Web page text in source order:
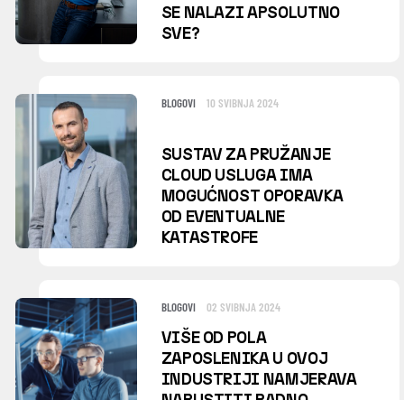
SE NALAZI APSOLUTNO
SVE?
BLOGOVI 10 SVIBNJA 2024
SUSTAV ZA PRUŽANJE
CLOUD USLUGA IMA
MOGUĆNOST OPORAVKA
OD EVENTUALNE
KATASTROFE
BLOGOVI 02 SVIBNJA 2024
VIŠE OD POLA
ZAPOSLENIKA U OVOJ
INDUSTRIJI NAMJERAVA